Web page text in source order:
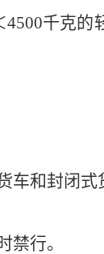
千克的
和封闭
禁行。